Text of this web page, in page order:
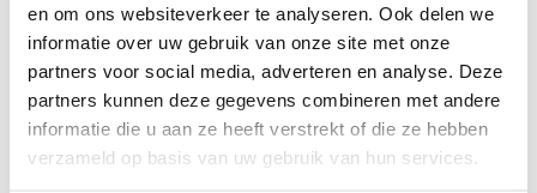
en om ons websiteverkeer te analyseren. Ook delen we
informatie over uw gebruik van onze site met onze
partners voor social media, adverteren en analyse. Deze
partners kunnen deze gegevens combineren met andere
informatie die u aan ze heeft verstrekt of die ze hebben
verzameld op basis van uw gebruik van hun services.
Benodigde hoeveelheid m2
:
Trap bekleden:
Mijn trap laten bekleden met Ambiant Supreme rustiek Eiken
5804 400 (binnen 30km van Den Bosch)